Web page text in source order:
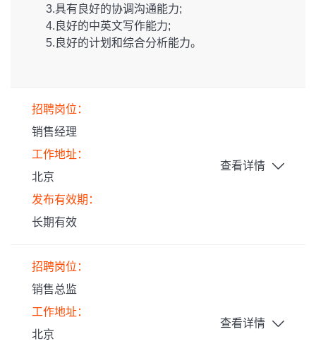
3.具有良好的协调沟通能力;
4.良好的中英文写作能力;
5.良好的计划和综合分析能力。
招聘岗位：
销售经理
工作地址：
北京
发布有效期：
长期有效
查看详情
招聘岗位：
销售总监
工作地址：
北京
查看详情